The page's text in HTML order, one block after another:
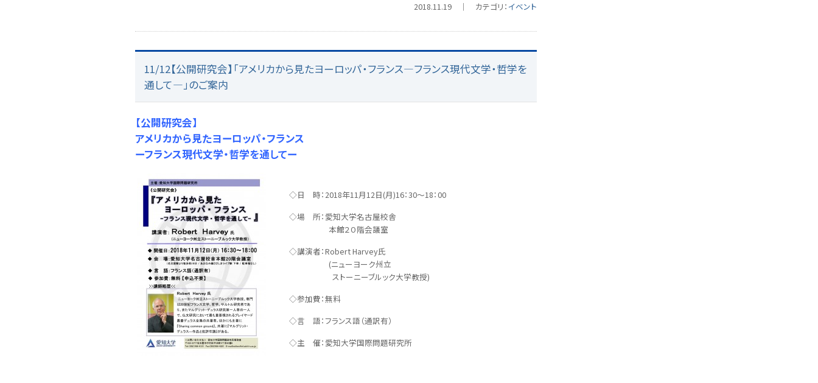
2018.11.19 ｜ カテゴリ： イベント
11/12【公開研究会】「アメリカから見たヨーロッパ・フランス―フランス現代文学・哲学を
通して―」のご案内
【公開研究会】
アメリカから見たヨーロッパ・フランス
ーフランス現代文学・哲学を通してー
◇日 時：2018年11月12日(月)16：30～18：00
◇場 所：愛知大学名古屋校舎
本館２０階会議室
◇講演者：Robert Harvey氏
(ニューヨーク州立
ストーニーブルック大学教授)
◇参加費：無料
◇言 語：フランス語（通訳有）
◇主 催：愛知大学国際問題研究所